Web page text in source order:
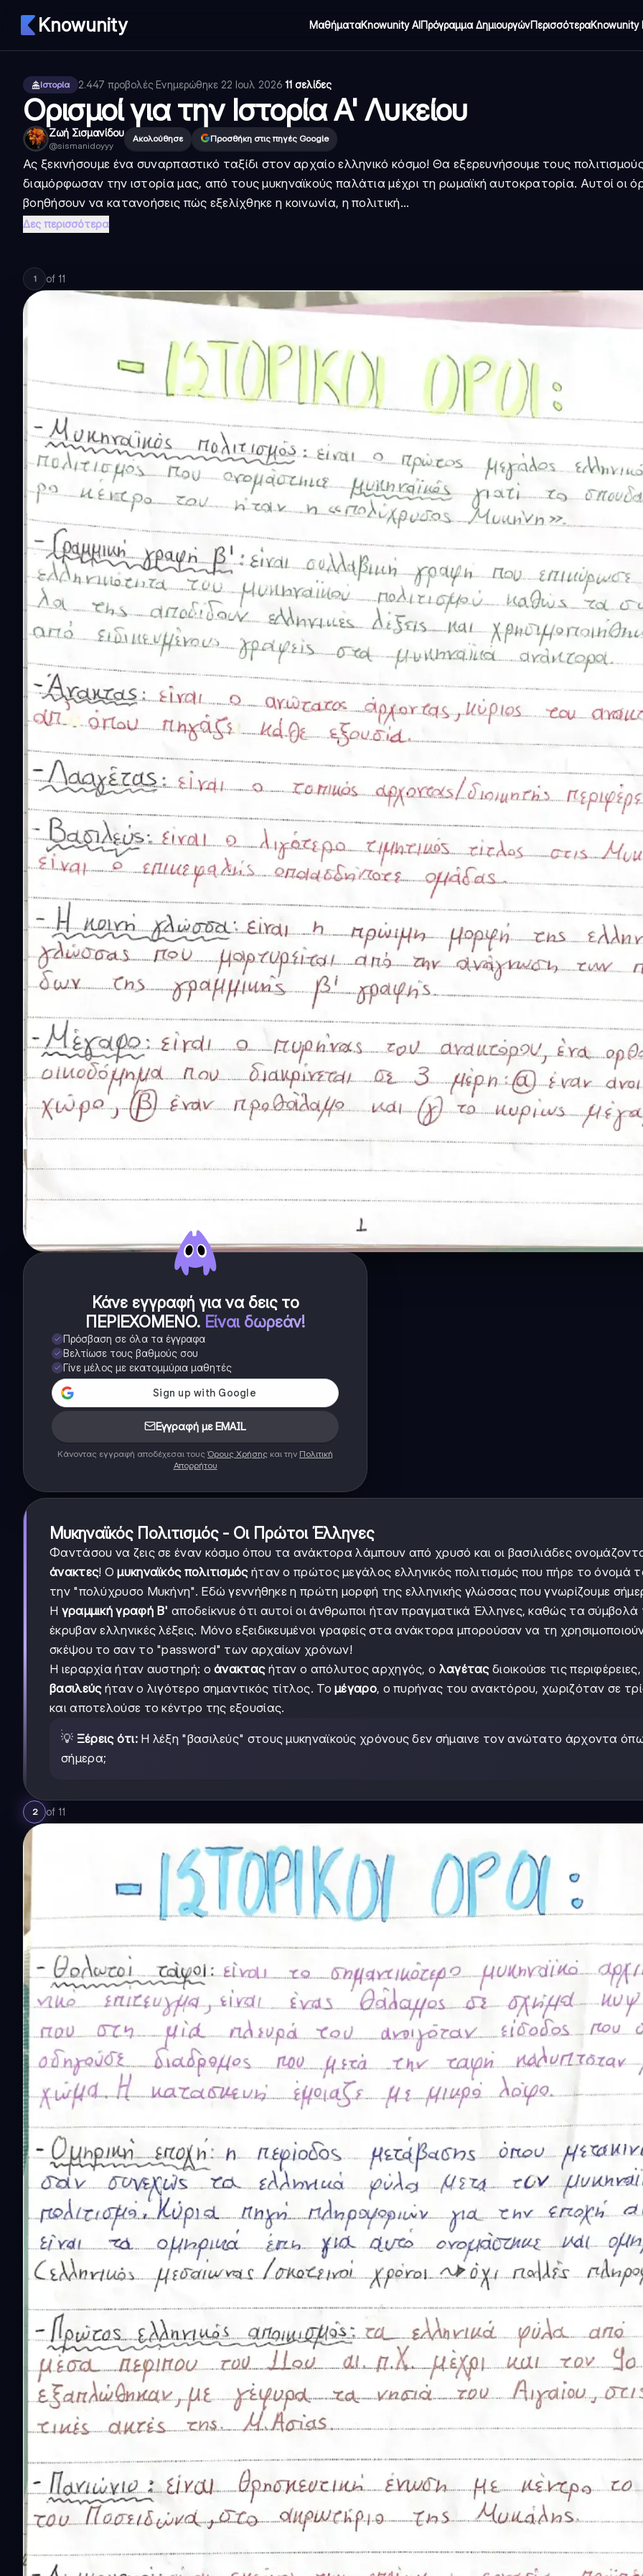
Knowunity ΜαθήματαKnowunity AIΠρόγραμμα ΔημιουργώνΠερισσότεραKnowunity
Ιστορία 2.447 προβολές·Ενημερώθηκε 22 Ιουλ 2026·11 σελίδες
Ορισμοί για την Ιστορία Α' Λυκείου
Ζωή Σισμανίδου
@sismanidoyyy
Ακολούθησε Προσθήκη στις πηγές Google
Ας ξεκινήσουμε ένα συναρπαστικό ταξίδι στον αρχαίο ελληνικό κόσμο! Θα εξερευνήσουμε τους
διαμόρφωσαν την ιστορία μας, από τους μυκηναϊκούς παλάτια μέχρι τη ρωμαϊκή αυτοκρατορία. Αυτοί οι
βοηθήσουν να κατανοήσεις πώς εξελίχθηκε η κοινωνία, η πολιτική...
Δες περισσότερα
1 of 11
Κάνε εγγραφή για να δεις το
ΠΕΡΙΕΧΟΜΕΝΟ. Είναι δωρεάν!
Πρόσβαση σε όλα τα έγγραφα
Βελτίωσε τους βαθμούς σου
Γίνε μέλος με εκατομμύρια μαθητές
Εγγραφή με EMAIL
Κάνοντας εγγραφή αποδέχεσαι τους Όρους Χρήσης και την Πολιτική
Απορρήτου
Μυκηναϊκός Πολιτισμός - Οι Πρώτοι Έλληνες
Φαντάσου να ζεις σε έναν κόσμο όπου τα ανάκτορα λάμπουν από χρυσό και οι βασιλιάδες
άνακτες! Ομυκηναϊκός πολιτισμόςήταν ο πρώτος μεγάλος ελληνικός πολιτισμός που πήρε το όνομά
την "πολύχρυσο Μυκήνη". Εδώ γεννήθηκε η πρώτη μορφή της ελληνικής γλώσσας που γνωρίζουμε
Η γραμμική γραφή Β' αποδείκνυε ότι αυτοί οι άνθρωποι ήταν πραγματικά Έλληνες, καθώς τα σύμβολά
έκρυβαν ελληνικές λέξεις. Μόνο εξειδικευμένοι γραφείς στα ανάκτορα μπορούσαν να τη
σκέψου το σαν το "password" των αρχαίων χρόνων!
Η ιεραρχία ήταν αυστηρή: οάνακταςήταν ο απόλυτος αρχηγός, ο λαγέταςδιοικούσε τις
βασιλεύςήταν ο λιγότερο σημαντικός τίτλος. Τομέγαρο, ο πυρήνας του ανακτόρου, χωριζόταν σε
και αποτελούσε το κέντρο της εξουσίας.
💡 Ξέρεις ότι:Η λέξη "βασιλεύς" στους μυκηναϊκούς χρόνους δεν σήμαινε τον ανώτατο άρχοντα
σήμερα;
2 of 11